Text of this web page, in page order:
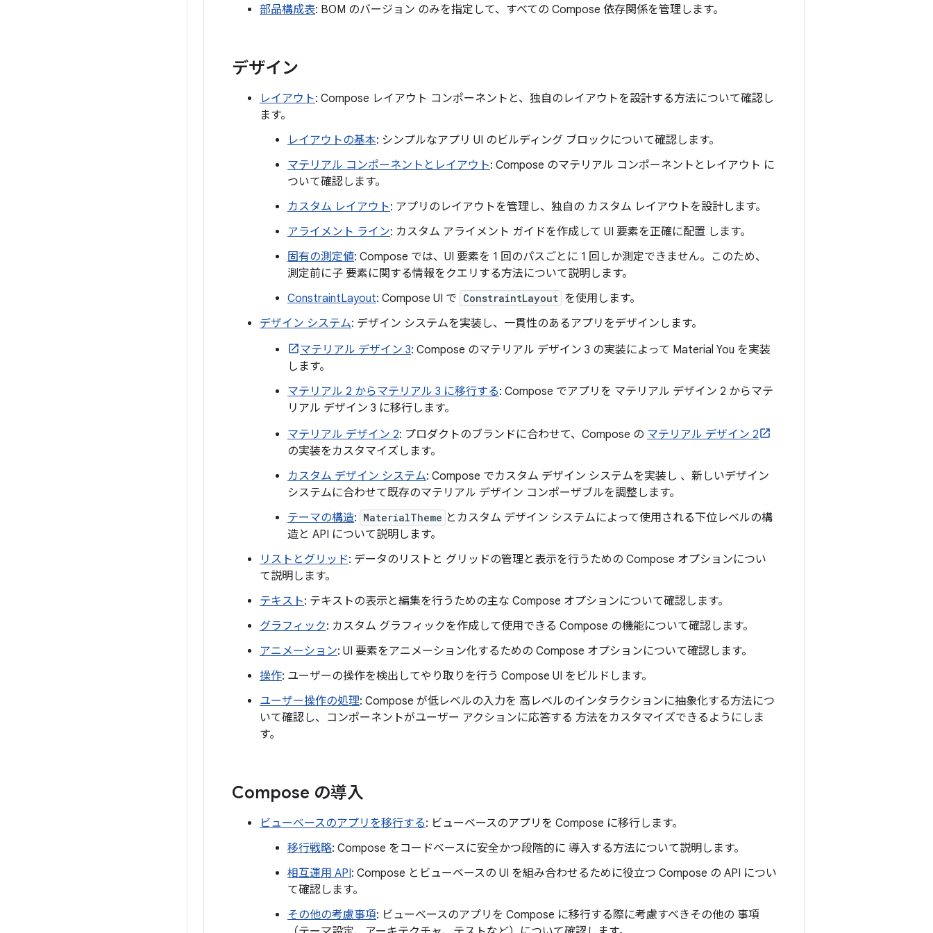
部品構成表: BOM のバージョン のみを指定して、すべての Compose 依存関係を管理します。
デザイン
レイアウト: Compose レイアウト コンポーネントと、独自のレイアウトを設計する方法について確認し
ます。
レイアウトの基本: シンプルなアプリ UI のビルディング ブロックについて確認します。
マテリアル コンポーネントとレイアウト: Compose のマテリアル コンポーネントとレイアウト に
ついて確認します。
カスタム レイアウト: アプリのレイアウトを管理し、独自の カスタム レイアウトを設計します。
アライメント ライン: カスタム アライメント ガイドを作成して UI 要素を正確に配置 します。
固有の測定値: Compose では、UI 要素を 1 回のパスごとに 1 回しか測定できません。このため、
測定前に子 要素に関する情報をクエリする方法について説明します。
ConstraintLayout: Compose UI で ConstraintLayout を使用します。
デザイン システム: デザイン システムを実装し、一貫性のあるアプリをデザインします。
マテリアル デザイン 3: Compose のマテリアル デザイン 3 の実装によって Material You を実装
します。
マテリアル 2 からマテリアル 3 に移行する: Compose でアプリを マテリアル デザイン 2 からマテ
リアル デザイン 3 に移行します。
マテリアル デザイン 2: プロダクトのブランドに合わせて、Compose の マテリアル デザイン 2
の実装をカスタマイズします。
カスタム デザイン システム: Compose でカスタム デザイン システムを実装し 、新しいデザイン
システムに合わせて既存のマテリアル デザイン コンポーザブルを調整します。
テーマの構造: MaterialTheme とカスタム デザイン システムによって使用される下位レベルの構
造と API について説明します。
リストとグリッド: データのリストと グリッドの管理と表示を行うための Compose オプションについ
て説明します。
テキスト: テキストの表示と編集を行うための主な Compose オプションについて確認します。
グラフィック: カスタム グラフィックを作成して使用できる Compose の機能について確認します。
アニメーション: UI 要素をアニメーション化するための Compose オプションについて確認します。
操作: ユーザーの操作を検出してやり取りを行う Compose UI をビルドします。
ユーザー操作の処理: Compose が低レベルの入力を 高レベルのインタラクションに抽象化する方法につ
いて確認し、コンポーネントがユーザー アクションに応答する 方法をカスタマイズできるようにしま
す。
Compose の導入
ビューベースのアプリを移行する: ビューベースのアプリを Compose に移行します。
移行戦略: Compose をコードベースに安全かつ段階的に 導入する方法について説明します。
相互運用 API: Compose とビューベースの UI を組み合わせるために役立つ Compose の API につい
て確認します。
その他の考慮事項: ビューベースのアプリを Compose に移行する際に考慮すべきその他の 事項